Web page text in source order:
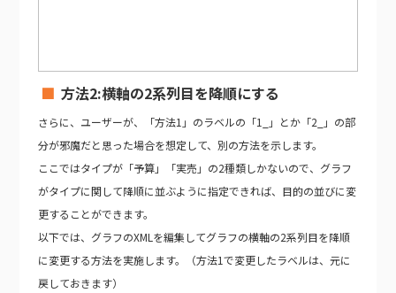
方法2:横軸の2系列目を降順にする
さらに、ユーザーが、「方法1」のラベルの「1_」とか「2_」の部
分が邪魔だと思った場合を想定して、別の方法を示します。
ここではタイプが「予算」「実売」の2種類しかないので、グラフ
がタイプに関して降順に並ぶように指定できれば、目的の並びに変
更することができます。
以下では、グラフのXMLを編集してグラフの横軸の2系列目を降順
に変更する方法を実施します。（方法1で変更したラベルは、元に
戻しておきます）